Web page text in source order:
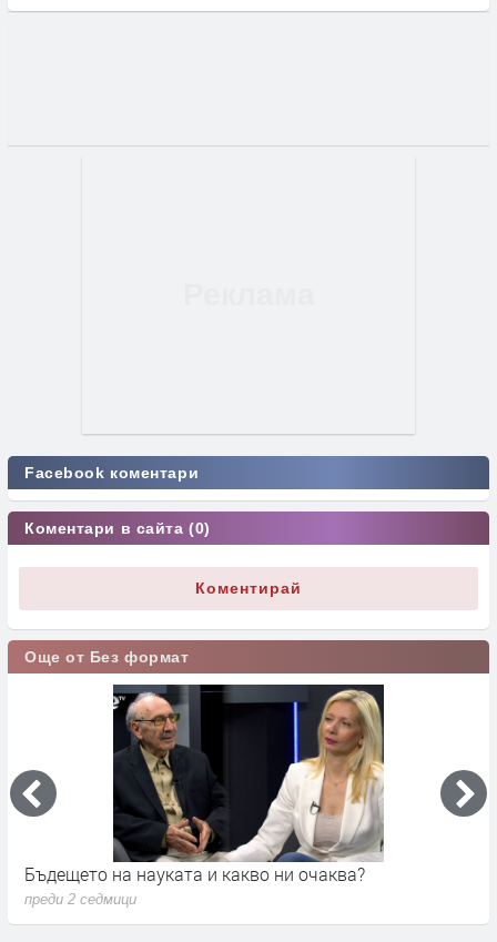
Facebook коментари
Коментари в сайта (0)
Коментирай
Още от Без формат
Бъдещето на науката и какво ни очаква?
преди 2 седмици